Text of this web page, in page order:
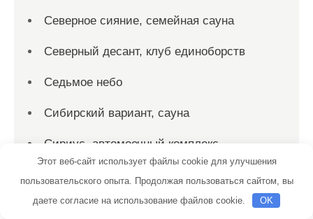
Северное сияние, семейная сауна
Северный десант, клуб единоборств
Седьмое небо
Сибирский вариант, сауна
Сириус, автомоечный комплекс
Скиф, автомойка
Скиф, автомойка
Этот веб-сайт использует файлы cookie для улучшения
пользовательского опыта. Продолжая пользоваться сайтом, вы
даете согласие на использование файлов cookie.
OK